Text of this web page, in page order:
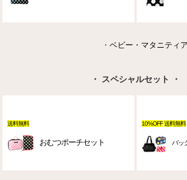
・ ベビー・マタニティ
・ スペシャルセット ・
送料無料
おむつポーチセット
10%OFF 送料無料
バッ